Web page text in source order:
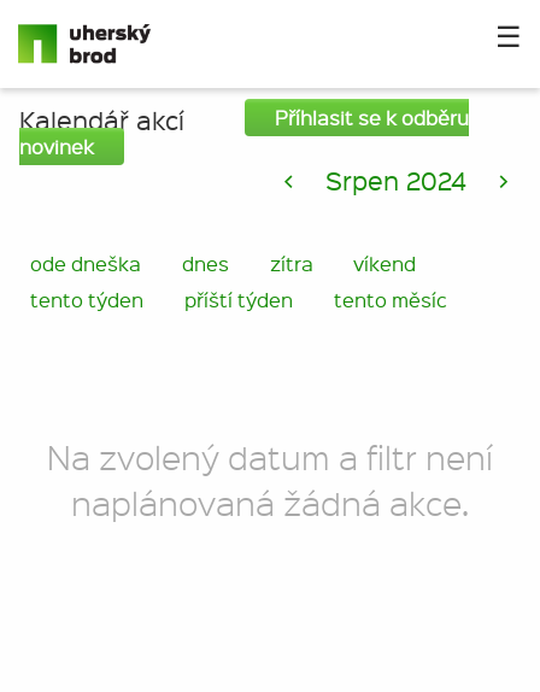
☰
Kalendář akcí
Příhlasit se k odběru
novinek
< Srpen 2024 >
ode dneška dnes zítra
víkend
tento týden
příští týden tento měsíc
Na zvolený datum a filtr není
naplánovaná žádná akce.